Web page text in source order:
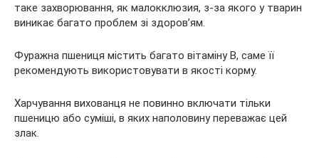
таке захворювання, як малокклюзия, з-за якого у тварин
виникає багато проблем зі здоров’ям.
Фуражна пшениця містить багато вітаміну B, саме її
рекомендують використовувати в якості корму.
Харчування вихованця не повинно включати тільки
пшеницю або суміші, в яких наполовину переважає цей
злак.